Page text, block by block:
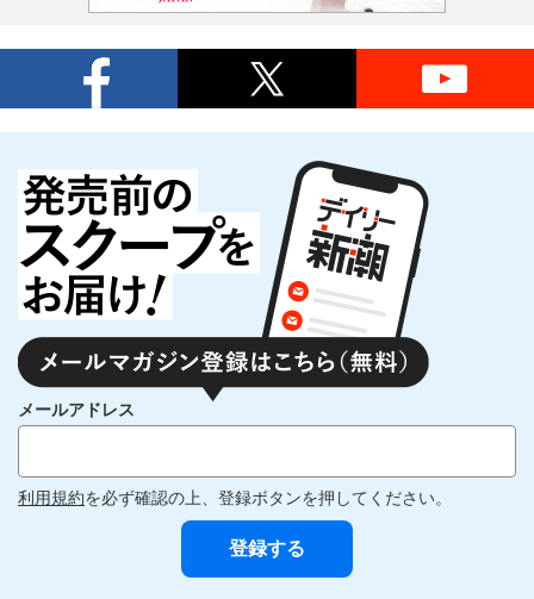
メールアドレス
利用規約を必ず確認の上、登録ボタンを押してください。